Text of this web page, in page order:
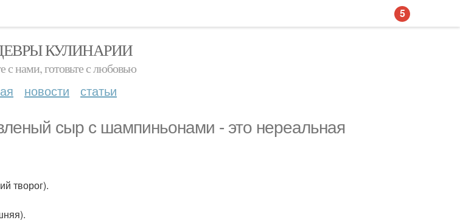
КУЛИНАРИИ
с нами, готовьте с любовью
новости статьи
сыр с шампиньонами - это нереальная
творог).
5